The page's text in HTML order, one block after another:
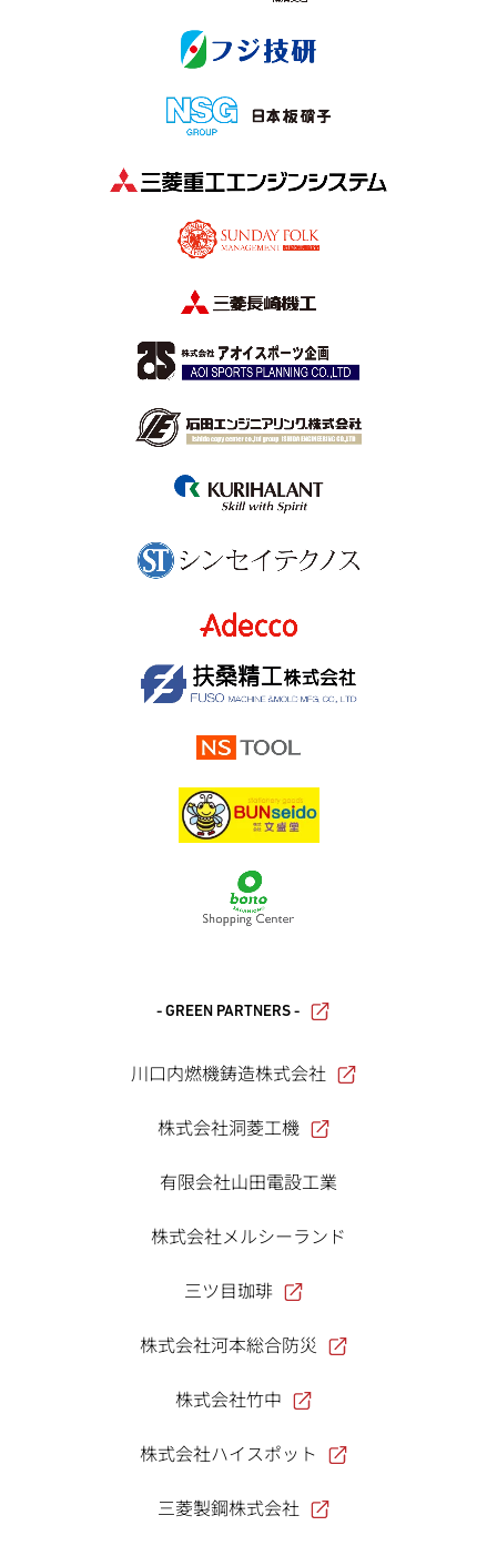
- GREEN PARTNERS -
川口内燃機鋳造株式会社
株式会社洞菱工機
有限会社山田電設工業
株式会社メルシーランド
三ツ目珈琲
株式会社河本総合防災
株式会社竹中
株式会社ハイスポット
三菱製鋼株式会社